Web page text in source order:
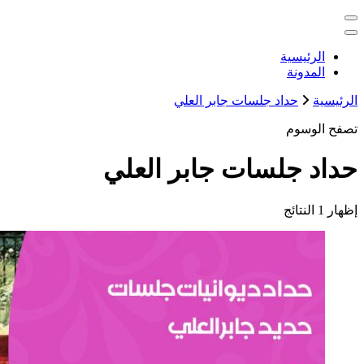
التجاوز
إلى
الكويت
خدمات منزلية بالكويت شراء بيع فك نقل تركيب صيانة تصليح اثاث
الرئيسية
المدونة
الرئيسية حداد جلسات جابر العلي
تصفح الوسوم
حداد جلسات جابر العلي
إظهار 1 النتائج